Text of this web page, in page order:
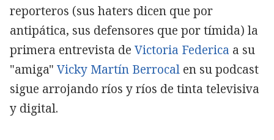
reporteros (sus haters dicen que por
antipática, sus defensores que por tímida) la
primera entrevista de Victoria Federica a su
"amiga" Vicky Martín Berrocal en su podcast
sigue arrojando ríos y ríos de tinta televisiva
y digital.